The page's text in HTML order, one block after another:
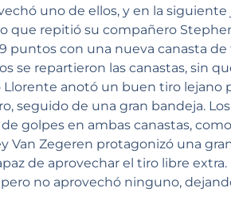
uno de ellos, y en la
que repitió su compañero
puntos con una nueva canasta
se repartieron las canastas, sin
anotó un buen tiro lejano
seguido de una gran bandeja.
golpes en ambas canastas,
Van Zegeren protagonizó una
de aprovechar el tiro libre
no aprovechó ninguno,